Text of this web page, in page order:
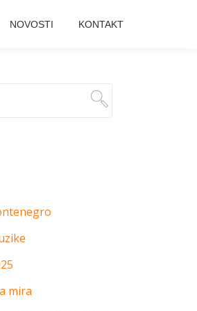
NOVOSTI KONTAKT
mira